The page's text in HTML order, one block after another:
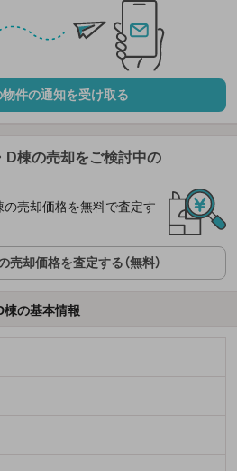
件の通知を受け取る
棟の売却をご検討中の
売却価格を無料で査定す
売却価格を査定する（無料）
棟の基本情報